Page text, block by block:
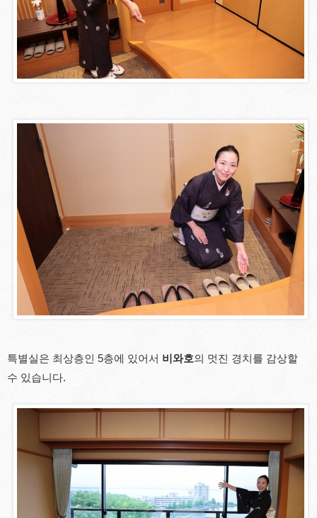
특별실은 최상층인 5층에 있어서 비와호의 멋진 경치를 감상할
수 있습니다.